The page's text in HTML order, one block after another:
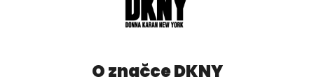
O značce DKNY